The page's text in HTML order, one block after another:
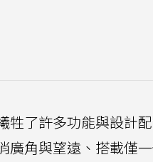
牲了許多功能與設計
廣角與望遠、搭載僅